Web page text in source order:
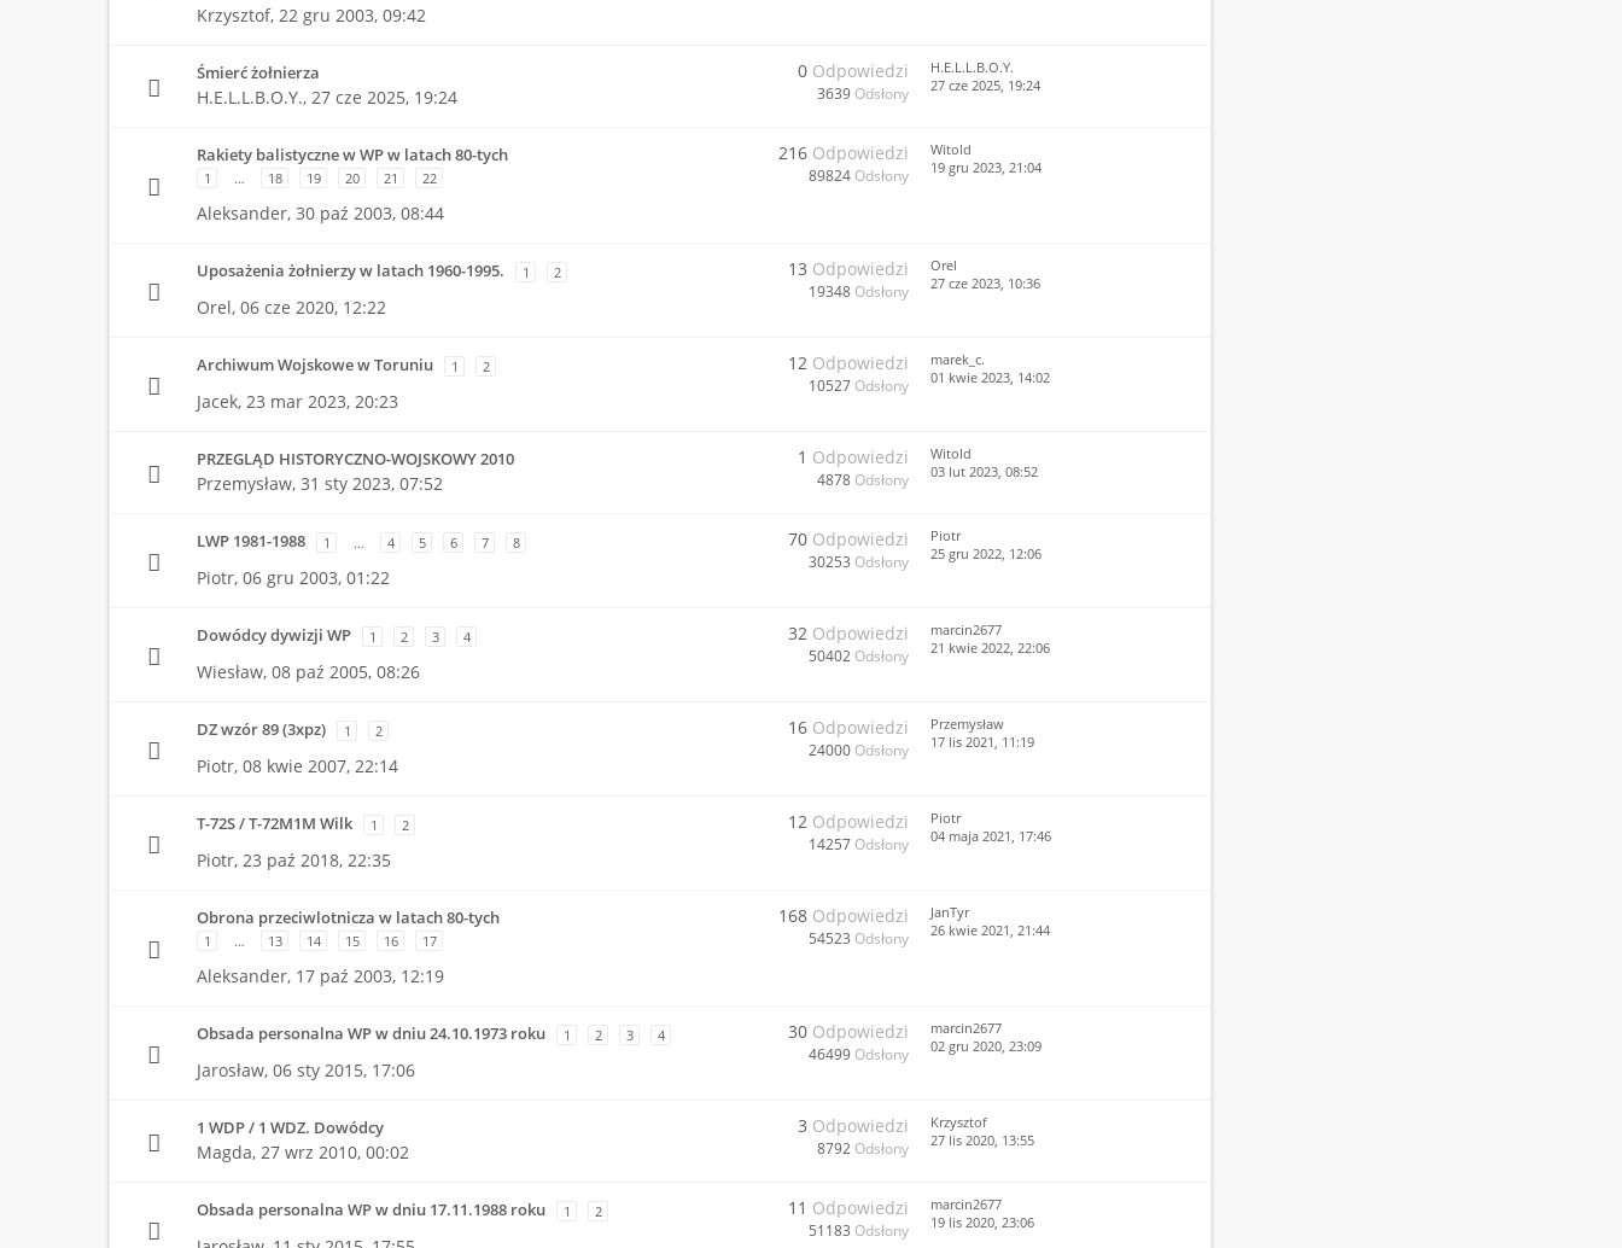
Krzysztof, 22 gru 2003, 09:42
Śmierć żołnierza
H.E.L.L.B.O.Y., 27 cze 2025, 19:24
0 Odpowiedzi
3639 Odsłony
H.E.L.L.B.O.Y.
27 cze 2025, 19:24
Rakiety balistyczne w WP w latach 80-tych
1 … 18 19 20 21 22
Aleksander, 30 paź 2003, 08:44
216 Odpowiedzi
89824 Odsłony
Witold
19 gru 2023, 21:04
Uposażenia żołnierzy w latach 1960-1995. 1 2
Orel, 06 cze 2020, 12:22
13 Odpowiedzi
19348 Odsłony
Orel
27 cze 2023, 10:36
Archiwum Wojskowe w Toruniu 1 2
Jacek, 23 mar 2023, 20:23
12 Odpowiedzi
10527 Odsłony
marek_c.
01 kwie 2023, 14:02
PRZEGLĄD HISTORYCZNO-WOJSKOWY 2010
Przemysław, 31 sty 2023, 07:52
1 Odpowiedzi
4878 Odsłony
Witold
03 lut 2023, 08:52
LWP 1981-1988 1 … 4 5 6 7 8
Piotr, 06 gru 2003, 01:22
70 Odpowiedzi
30253 Odsłony
Piotr
25 gru 2022, 12:06
Dowódcy dywizji WP 1 2 3 4
Wiesław, 08 paź 2005, 08:26
32 Odpowiedzi
50402 Odsłony
marcin2677
21 kwie 2022, 22:06
DZ wzór 89 (3xpz) 1 2
Piotr, 08 kwie 2007, 22:14
16 Odpowiedzi
24000 Odsłony
Przemysław
17 lis 2021, 11:19
T-72S / T-72M1M Wilk 1 2
Piotr, 23 paź 2018, 22:35
12 Odpowiedzi
14257 Odsłony
Piotr
04 maja 2021, 17:46
Obrona przeciwlotnicza w latach 80-tych
1 … 13 14 15 16 17
Aleksander, 17 paź 2003, 12:19
168 Odpowiedzi
54523 Odsłony
JanTyr
26 kwie 2021, 21:44
Obsada personalna WP w dniu 24.10.1973 roku 1 2 3 4
Jarosław, 06 sty 2015, 17:06
30 Odpowiedzi
46499 Odsłony
marcin2677
02 gru 2020, 23:09
1 WDP / 1 WDZ. Dowódcy
Magda, 27 wrz 2010, 00:02
3 Odpowiedzi
8792 Odsłony
Krzysztof
27 lis 2020, 13:55
Obsada personalna WP w dniu 17.11.1988 roku 1 2 11 Odpowiedzi
51183 Odsłony
marcin2677
19 lis 2020, 23:06